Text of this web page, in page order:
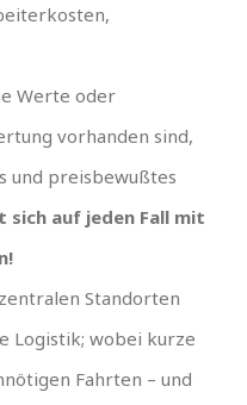
Werte oder
vorhanden sind,
und preisbewußtes
sich auf jeden Fall mit
Standorten
Logistik; wobei kurze
Fahrten – und